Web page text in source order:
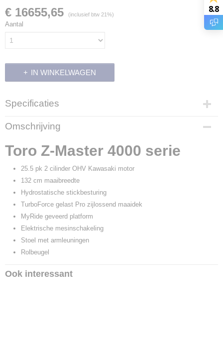
€ 16655,65 (inclusief btw 21%)
Aantal
IN WINKELWAGEN
Specificaties
Productcode
74053TE
Productcode leverancier
74053TE
Omschrijving
Toro Z-Master 4000 serie
25.5 pk 2 cilinder OHV Kawasaki motor
132 cm maaibreedte
Hydrostatische stickbesturing
TurboForce gelast Pro zijlossend maaidek
MyRide geveerd platform
Elektrische mesinschakeling
Stoel met armleuningen
Rolbeugel
Ook interessant
8.8